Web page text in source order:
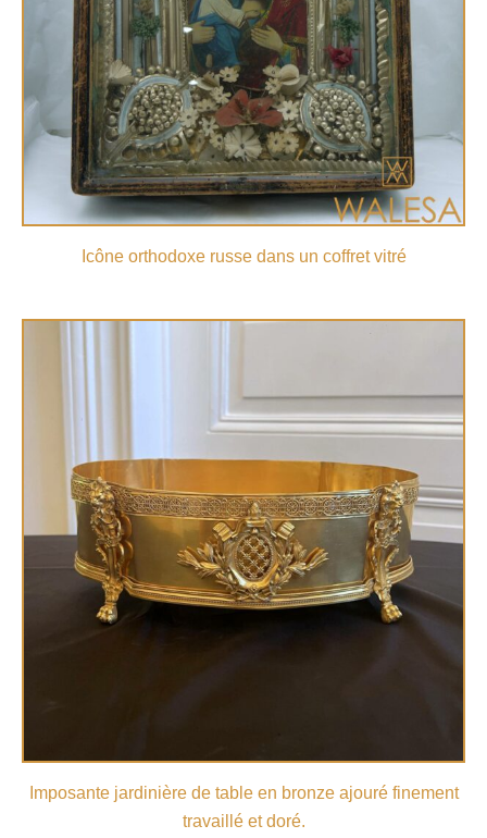
Icône orthodoxe russe dans un coffret vitré
Imposante jardinière de table en bronze ajouré finement
travaillé et doré.